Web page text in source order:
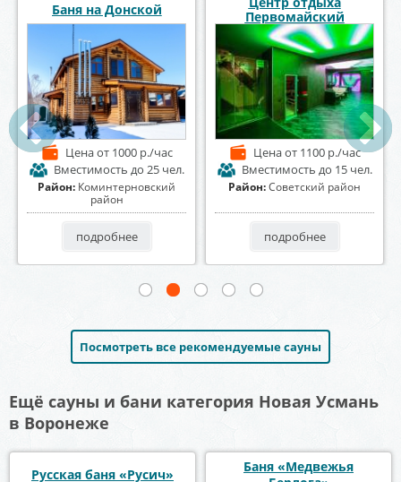
СПА комплекс СолеМио
Ценаот 2500 р./час
Вместимость до 20 чел.
Район:Центральный район
подробнее
Сауна «Foxy» Фокси
Ценаот 1200 р./час
Вместимость до 10 чел.
Район:Коминтерновский
подробнее
Посмотреть все рекомендуемые сауны
Ещё сауны и бани категория Новая Усмань
в Воронеже
Русская баня «Русич»
Баня «Медвежья